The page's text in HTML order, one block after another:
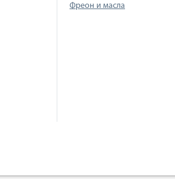
Фреон и масла